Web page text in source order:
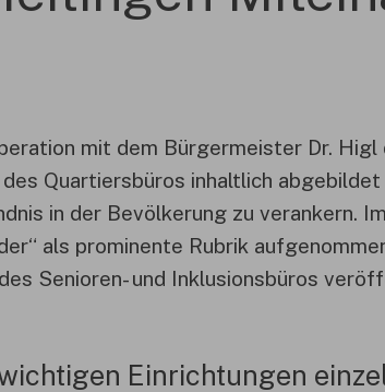
mit dem Bürgermeister Dr.
Quartiersbüros inhaltlich
in der Bevölkerung zu verankern.
als prominente Rubrik
Senioren- und Inklusionsbüros
Einrichtungen